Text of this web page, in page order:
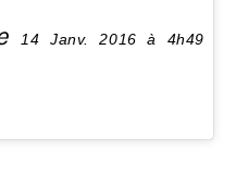
14 Janv. 2016 à 4h49